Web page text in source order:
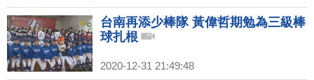
台南再添少棒隊 黃偉哲期勉為三級棒
球扎根
2020-12-31 21:49:48